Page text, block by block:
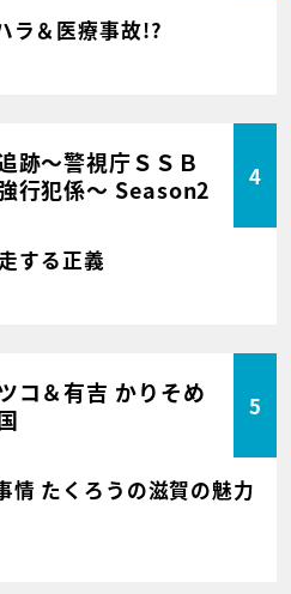
＆医療事故!?
跡～警視庁ＳＳＢ
行犯係～ Season2
4
する正義
コ＆有吉 かりそめ
5
情 たくろうの滋賀の魅力